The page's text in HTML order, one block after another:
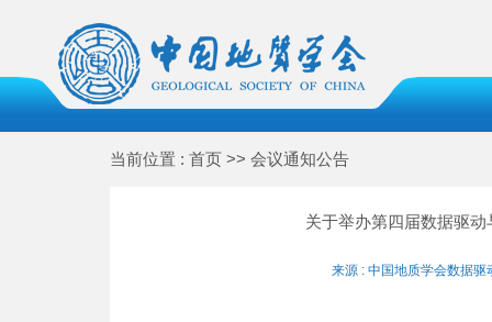
当前位置 : 首页 >> 会议通知公告
关于举办第四届数据驱
来源 : 中国地质学会数据